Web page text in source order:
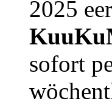
2025
sofort